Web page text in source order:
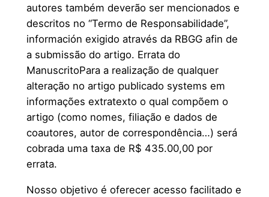
autores também deverão ser mencionados e
descritos no “Termo de Responsabilidade”,
información exigido através da RBGG afin de
a submissão do artigo. Errata do
ManuscritoPara a realização de qualquer
alteração no artigo publicado systems em
informações extratexto o qual compõem o
artigo (como nomes, filiação e dados de
coautores, autor de correspondência…) será
cobrada uma taxa de R$ 435.00,00 por
errata.
Nosso objetivo é oferecer acesso facilitado e